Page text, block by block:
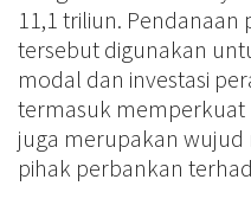
11,1 triliun.
tersebut digunakan
modal dan investasi
termasuk memperkuat
juga merupakan wujud
pihak perbankan